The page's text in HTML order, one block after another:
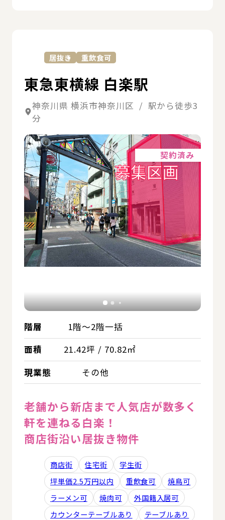
居抜き 重飲食可
東急東横線 白楽駅
神奈川県 横浜市神奈川区 / 駅から徒歩3
分
契約済み
階層
1階～2階一括
面積
21.42坪 / 70.82㎡
現業態
その他
老舗から新店まで人気店が数多く
軒を連ねる白楽！
商店街沿い居抜き物件
商店街 住宅街
学生街
坪単価2.5万円以内
重飲食可
焼鳥可
ラーメン可
焼肉可
外国籍入居可
カウンターテーブルあり
テーブルあり